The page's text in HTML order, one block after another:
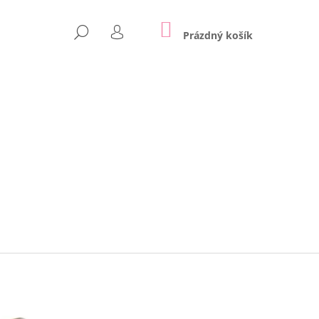
HLEDAT
PŘIHLÁŠENÍ
NÁKUPNÍ
KOŠÍK
Prázdný košík